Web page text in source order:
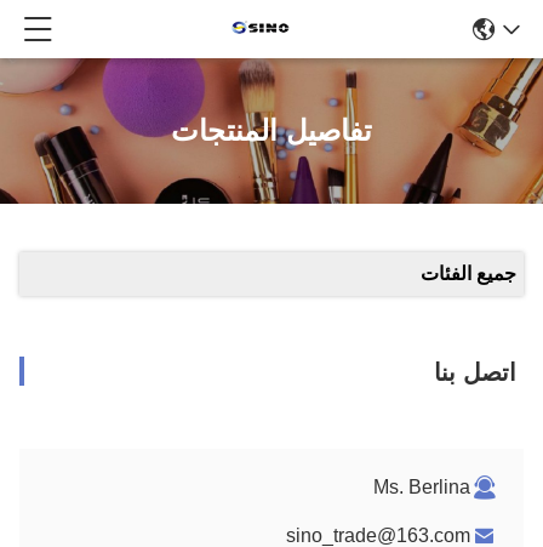
تفاصيل المنتجات
جميع الفئات
اتصل بنا
Ms. Berlina
sino_trade@163.com